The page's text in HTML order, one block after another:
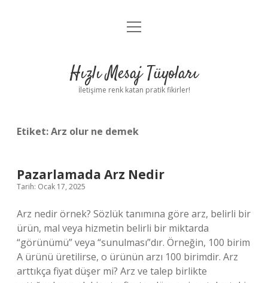
Anasayfa
Yasal Uyarı
menüyü
Hızlı Mesaj Tüyoları
İletişime renk katan pratik fikirler!
Etiket:Arz olur ne demek
Pazarlamada Arz Nedir
Tarih: Ocak 17, 2025
Arz nedir örnek? Sözlük tanımına göre arz, belirli bir
ürün, mal veya hizmetin belirli bir miktarda
“görünümü” veya “sunulması”dır. Örneğin, 100 birim
A ürünü üretilirse, o ürünün arzı 100 birimdir. Arz
arttıkça fiyat düşer mi? Arz ve talep birlikte